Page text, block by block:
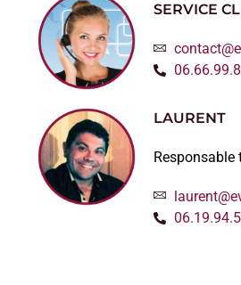
SERVICE
LAURENT
Responsable